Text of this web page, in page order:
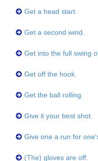
Get a head start.
Get a second wind.
Get into the full swing
Get off the hook.
Get the ball rolling.
Give it your best shot.
Give one a run for
(The) gloves are off.